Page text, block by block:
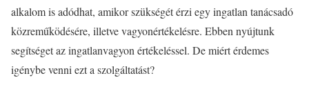
alkalom is adódhat, amikor szükségét érzi egy ingatlan tanácsadó
közreműködésére, illetve vagyonértékelésre. Ebben nyújtunk
segítséget az ingatlanvagyon értékeléssel. De miért érdemes
igénybe venni ezt a szolgáltatást?